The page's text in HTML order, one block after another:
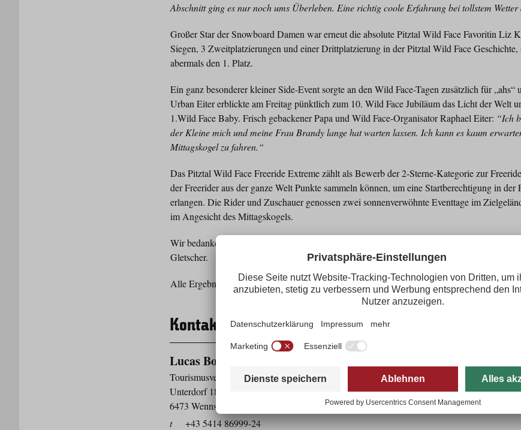
Abschnitt ging es nur noch ums Überleben. Eine richtig coole Erfahrung bei tollstem
Großer Star der Snowboard Damen war erneut die absolute Pitztal Wild Face Favoritin Liz
Siegen, 3 Zweitplatzierungen und einer Drittplatzierung in der Pitztal Wild Face
abermals den 1. Platz.
Ein ganz besonderer kleiner Side-Event sorgte an den Wild Face-Tagen zusätzlich für
Urban Eiter erblickte am Freitag pünktlich zum 10. Wild Face Jubiläum das Licht der Welt
1.Wild Face Baby. Frisch gebackener Papa und Wild Face-Organisator Raphael Eiter: “Ich
der Kleine mich und meine Frau Brandy lange hat warten lassen. Ich kann es kaum
Mittagskogel zu fahren.“
Das Pitztal Wild Face Freeride Extreme zählt als Bewerb der 2-Sterne-Kategorie zur
der Freerider aus der ganze Welt Punkte sammeln können, um eine Startberechtigung in
erlangen. Die Rider und Zuschauer genossen zwei sonnenverwöhnte Eventtage im
im Angesicht des Mittagskogels.
Wir bedanken uns bei unseren Sponsoren BMW-Driving Experience, Scott, Intersport
Gletscher.
Alle Ergebnisse unter:https://www.pitztal.com/sites/default/files/ergebnisliste_finale.pdf
Kontakt
Lucas Bortolotti
Tourismusverband Pitztal
Unterdorf 18
6473 Wenns
t
+43 5414 86999-24